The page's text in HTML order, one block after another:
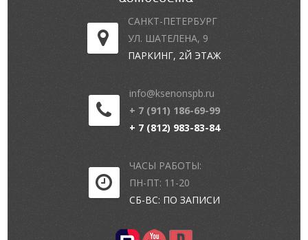
САНКТ-ПЕТЕРБУРГ
УЛ. ШАТЕЛЕНА, 9
ПАРКИНГ, 2Й ЭТАЖ
info@ksenonspb.ru
+ 7 (911) 186-69-99
+ 7 (812) 983-83-84
ЧАСЫ РАБОТЫ:
ПН-ПТ: 11-20
СБ-ВС: ПО ЗАПИСИ